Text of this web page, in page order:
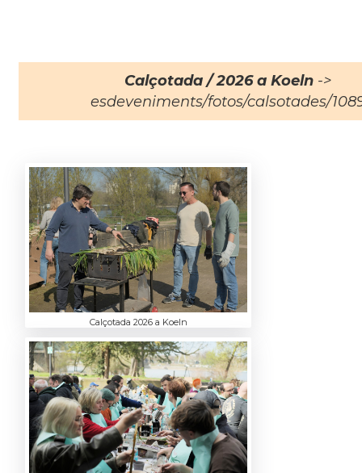
Calçotada / 2026 a Koeln ->
esdeveniments/fotos/calsotades/
Calçotada 2026 a Koeln